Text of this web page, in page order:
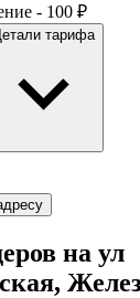
- 100 ₽
тарифа
на ул